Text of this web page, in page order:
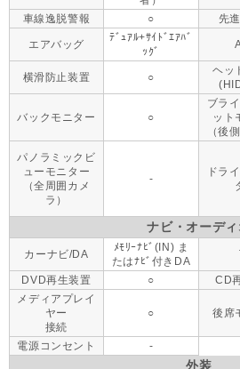
車線逸脱警報 ○ 先
エアバッグ
ﾃﾞｭｱﾙ+ｻｲﾄﾞｴｱﾊﾞ
ｯｸﾞ
横滑防止装置 ○
ヘッ
バックモニター ○
ブラ
ット
（後
パノラミックビ
ューモニター
（全周囲カメ
ラ）
-
ドラ
ナビ・オーディ
カーナビ/DA
ﾒﾓﾘｰﾅﾋﾞ(IN) ま
たはﾅﾋﾞ付きDA
DVD再生装置 ○ CD
メディアプレイ
ヤー
接続
○ 後席
電源コンセント -
外装